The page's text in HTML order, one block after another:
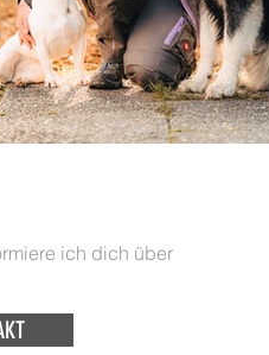
ich dich über